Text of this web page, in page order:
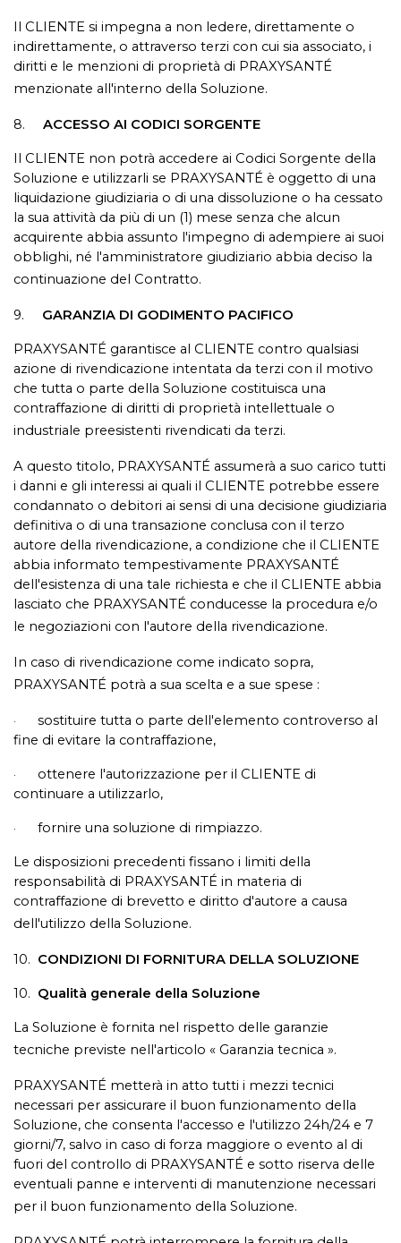
Il CLIENTE si impegna a non ledere, direttamente o
indirettamente, o attraverso terzi con cui sia associato, i
diritti e le menzioni di proprietà di PRAXYSANTÉ
menzionate all'interno della Soluzione.
8. ACCESSO AI CODICI SORGENTE
Il CLIENTE non potrà accedere ai Codici Sorgente della
Soluzione e utilizzarli se PRAXYSANTÉ è oggetto di una
liquidazione giudiziaria o di una dissoluzione o ha cessato
la sua attività da più di un (1) mese senza che alcun
acquirente abbia assunto l'impegno di adempiere ai suoi
obblighi, né l'amministratore giudiziario abbia deciso la
continuazione del Contratto.
9. GARANZIA DI GODIMENTO PACIFICO
PRAXYSANTÉ garantisce al CLIENTE contro qualsiasi
azione di rivendicazione intentata da terzi con il motivo
che tutta o parte della Soluzione costituisca una
contraffazione di diritti di proprietà intellettuale o
industriale preesistenti rivendicati da terzi.
A questo titolo, PRAXYSANTÉ assumerà a suo carico tutti
i danni e gli interessi ai quali il CLIENTE potrebbe essere
condannato o debitori ai sensi di una decisione giudiziaria
definitiva o di una transazione conclusa con il terzo
autore della rivendicazione, a condizione che il CLIENTE
abbia informato tempestivamente PRAXYSANTÉ
dell'esistenza di una tale richiesta e che il CLIENTE abbia
lasciato che PRAXYSANTÉ conducesse la procedura e/o
le negoziazioni con l'autore della rivendicazione.
In caso di rivendicazione come indicato sopra,
PRAXYSANTÉ potrà a sua scelta e a sue spese :
· sostituire tutta o parte dell'elemento controverso al
fine di evitare la contraffazione,
· ottenere l'autorizzazione per il CLIENTE di
continuare a utilizzarlo,
· fornire una soluzione di rimpiazzo.
Le disposizioni precedenti fissano i limiti della
responsabilità di PRAXYSANTÉ in materia di
contraffazione di brevetto e diritto d'autore a causa
dell'utilizzo della Soluzione.
10. CONDIZIONI DI FORNITURA DELLA SOLUZIONE
10. Qualità generale della Soluzione
La Soluzione è fornita nel rispetto delle garanzie
tecniche previste nell'articolo « Garanzia tecnica ».
PRAXYSANTÉ metterà in atto tutti i mezzi tecnici
necessari per assicurare il buon funzionamento della
Soluzione, che consenta l'accesso e l'utilizzo 24h/24 e 7
giorni/7, salvo in caso di forza maggiore o evento al di
fuori del controllo di PRAXYSANTÉ e sotto riserva delle
eventuali panne e interventi di manutenzione necessari
per il buon funzionamento della Soluzione.